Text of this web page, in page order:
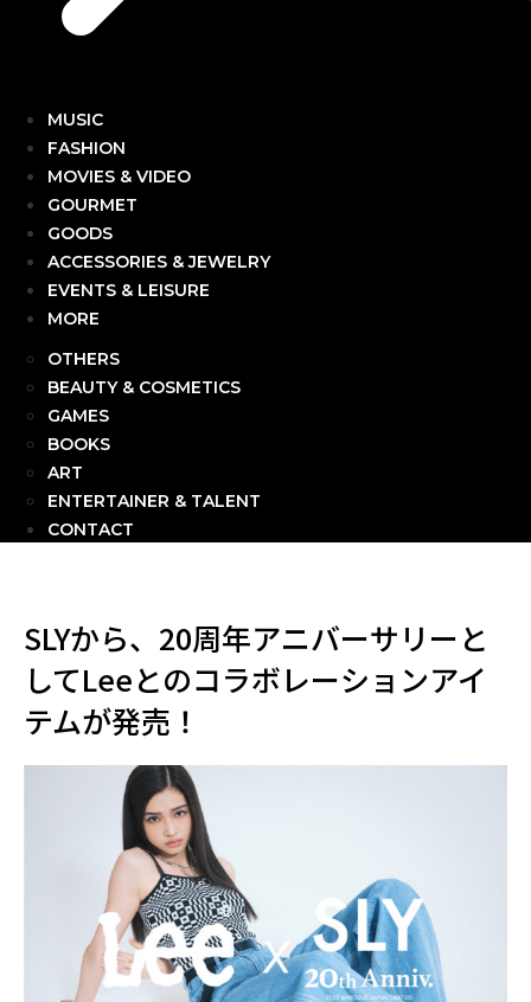
MUSIC
FASHION
MOVIES & VIDEO
GOURMET
GOODS
ACCESSORIES & JEWELRY
EVENTS & LEISURE
MORE
OTHERS
BEAUTY & COSMETICS
GAMES
BOOKS
ART
ENTERTAINER & TALENT
CONTACT
SLYから、20周年アニバーサリーと
してLeeとのコラボレーションアイ
テムが発売！